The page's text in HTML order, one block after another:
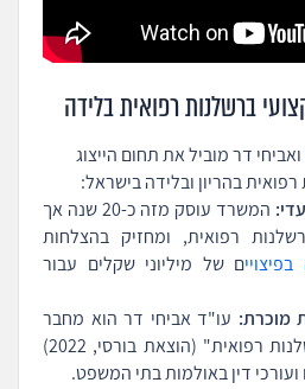
ברשלנות רפואית בלידה
דר מוביל את תחום הייצוג
בהריון ובלידה בישראל:
המשרד עוסק מזה כ-20 שנה אך
רפואית, ומחזיק בהצלחות
בפיצויים של מיליוני שקלים עבור
מוכרת: עו"ד אביחי דר הוא מחבר
ספר היסוד "רשלנות רפואית" (הוצאת בורסי, 2022)
דין באולמות בתי המשפט.